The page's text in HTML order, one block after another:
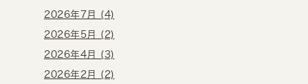
2026年7月 (4)
2026年5月 (2)
2026年4月 (3)
2026年2月 (2)